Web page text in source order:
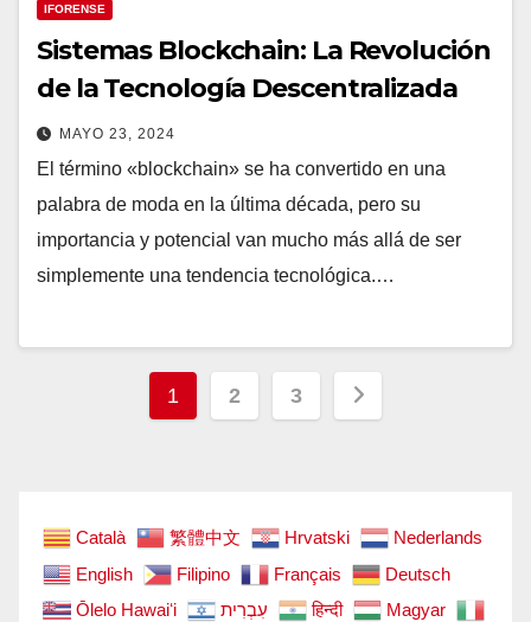
IFORENSE
Sistemas Blockchain: La Revolución
de la Tecnología Descentralizada
MAYO 23, 2024
El término «blockchain» se ha convertido en una
palabra de moda en la última década, pero su
importancia y potencial van mucho más allá de ser
simplemente una tendencia tecnológica.…
Paginación
1 2 3
Català 繁體中文 Hrvatski
Nederlands
English
Filipino Français
Deutsch
Ōlelo Hawaiʻi
עִבְרִית हिन्दी
Magyar